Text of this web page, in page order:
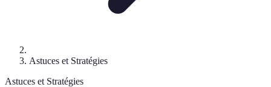
Astuces et Stratégies
Astuces et Stratégies